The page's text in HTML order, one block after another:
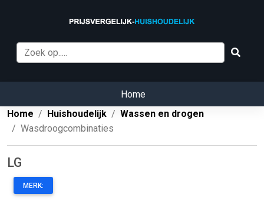
Home
Home
Huishoudelijk
Wassen en drogen
Wasdroogcombinaties
LG
MERK: